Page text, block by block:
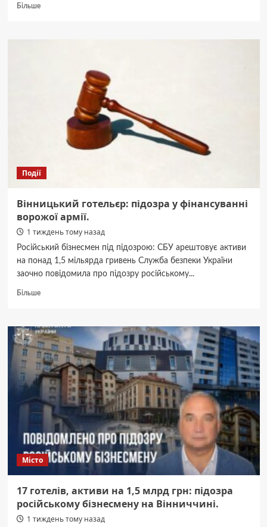
БільшеДокладніше
пасажирів.
Події
Вінницький готельєр: підозра у фінансуванні
ворожої армії.
1 тиждень тому назад
Російський бізнесмен під підозрою: СБУ арештовує активи
на понад 1,5 мільярда гривень Служба безпеки України
заочно повідомила про підозру російському...
БільшеДокладніше
готельєр:
підозра
у
фінансуванні
ворожої
армії.
Місто
17 готелів, активи на 1,5 млрд грн: підозра
російському бізнесмену на Вінниччині.
1 тиждень тому назад